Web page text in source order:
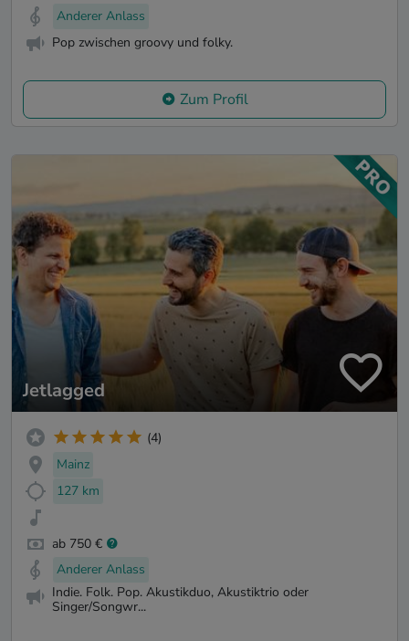
Anderer Anlass
Pop zwischen groovy und folky.
Zum Profil
Jetlagged
(4)
Mainz
127 km
ab 750 €
Anderer Anlass
Indie. Folk. Pop. Akustikduo, Akustiktrio oder
Singer/Songwr...